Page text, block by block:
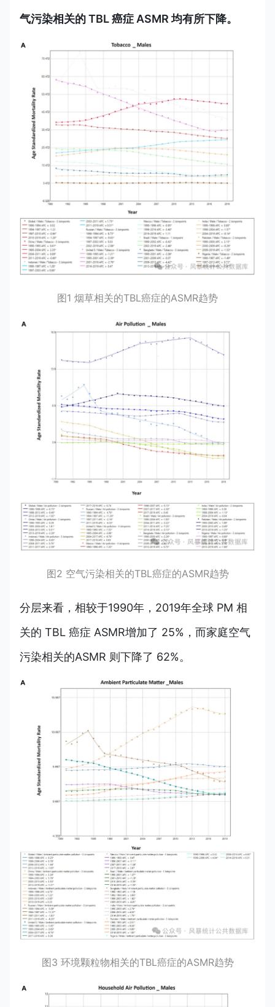
气污染相关的 TBL 癌症 ASMR 均有所下降。
图1 烟草相关的TBL癌症的ASMR趋势
图2 空气污染相关的TBL癌症的ASMR趋势
分层来看，相较于1990年，2019年全球 PM 相
关的 TBL 癌症 ASMR增加了 25%，而家庭空气
污染相关的ASMR 则下降了 62%。
图3 环境颗粒物相关的TBL癌症的ASMR趋势